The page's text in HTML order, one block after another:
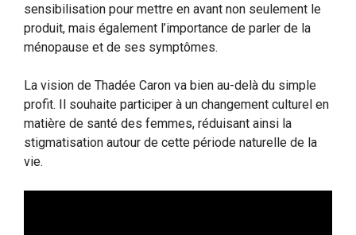
sensibilisation pour mettre en avant non seulement le
produit, mais également l’importance de parler de la
ménopause et de ses symptômes.
La vision de Thadée Caron va bien au-delà du simple
profit. Il souhaite participer à un changement culturel en
matière de santé des femmes, réduisant ainsi la
stigmatisation autour de cette période naturelle de la
vie.